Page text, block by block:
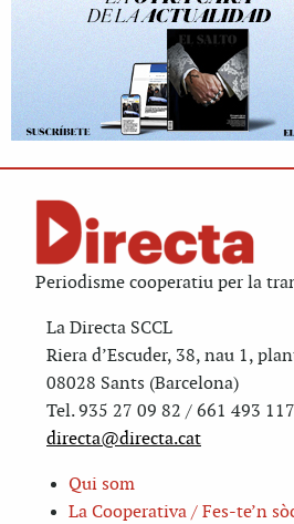
Periodisme cooperatiu per la
La Directa SCCL
Riera d’Escuder, 38, nau 1,
08028 Sants (Barcelona)
Tel. 935 27 09 82 / 661 493 117
directa@directa.cat
Qui som
La Cooperativa / Fes-te’n